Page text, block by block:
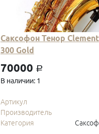
Саксофон Тенор Clement
300 Gold
70000 a
В наличии: 1
Артикул
Производитель
Категория